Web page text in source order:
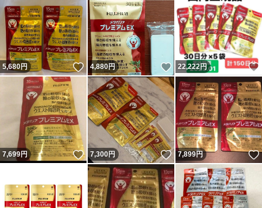
5,680円 いいね！
4,880円 いいね！
22,222円
7,699円 いいね！
7,300円 いいね！
7,899円